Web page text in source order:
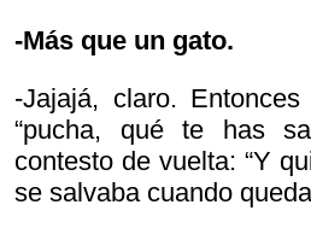
-Más que un gato.
-Jajajá, claro.
“pucha, qué te has
contesto de vuelta: “Y
se salvaba cuando